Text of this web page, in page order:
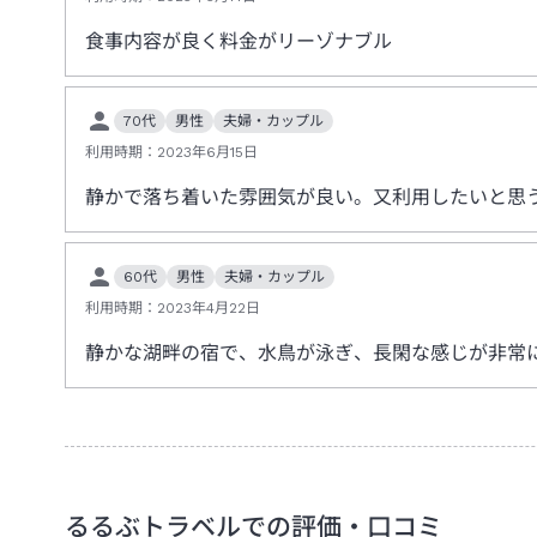
食事内容が良く料金がリーゾナブル
70代 男性
夫婦・カップル
利用時期： 2023年6月15日
静かで落ち着いた雰囲気が良い。又利用したいと思
60代 男性
夫婦・カップル
利用時期： 2023年4月22日
静かな湖畔の宿で、水鳥が泳ぎ、長閑な感じが非常
るるぶトラベルでの評価・口コミ